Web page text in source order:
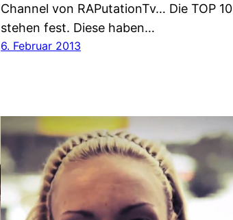
Channel von RAPutationTv… Die TOP 10
stehen fest. Diese haben…
6. Februar 2013